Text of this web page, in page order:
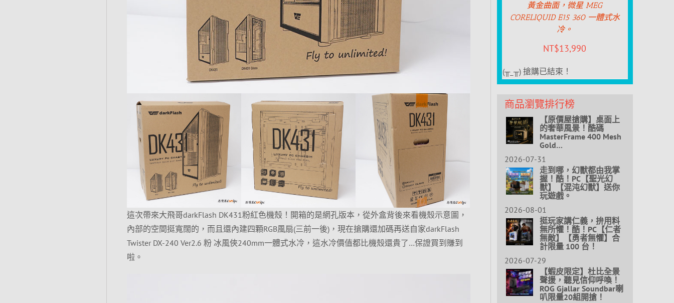
這次帶來大飛哥darkFlash DK431粉紅色機殼！開箱的是網孔版本，從外盒背後來看機殼示意圖，
內部的空間挺寬闊的，而且還內建四顆RGB風扇(三前一後)，現在搶購還加碼再送自家darkFlash
Twister DX-240 Ver2.6 粉 冰風俠240mm一體式水冷，這水冷價值都比機殼還貴了…保證買到賺到
啦。
黃金曲面，微星 MEG
CORELIQUID E15 360 一體式水
冷。
NT$13,990
(╥_╥) 搶購已結束！
商品瀏覽排行榜
【原價屋搶購】桌面上
的奢華風景！酷碼
MasterFrame 400 Mesh
Gold…
2026-07-31
走到哪，幻獸都由我掌
握！酷！PC【聖光幻
獸】【混沌幻獸】送你
玩遊戲。
2026-08-01
挺玩家講仁義，拚用料
無所懼！酷！PC【仁者
無敵】【勇者無懼】合
計限量 100 台！
2026-07-29
【蝦皮限定】杜比全景
聲援，聽見信仰呼喚！
ROG Gjallar Soundbar喇
叭限量20組開搶！